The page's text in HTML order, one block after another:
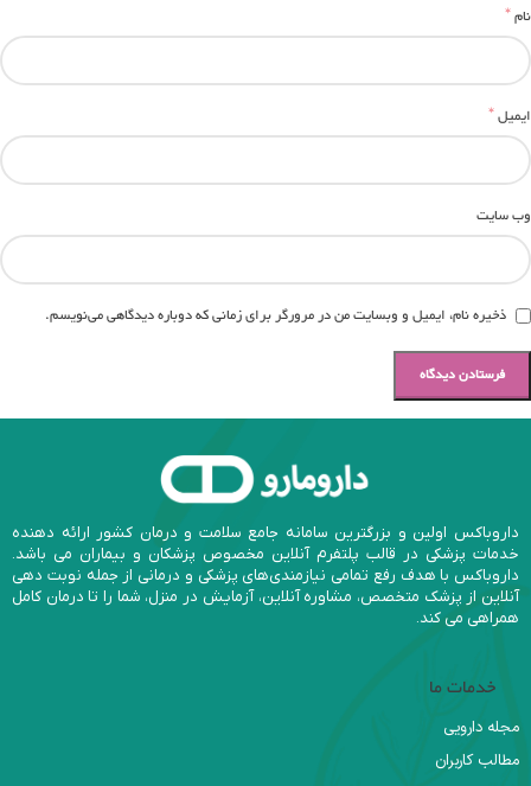
نام*
ایمیل*
وب‌ سایت
ذخیره نام، ایمیل و وبسایت من در مرورگر برای زمانی که دوباره دیدگاهی می‌نویسم.
داروباکس اولین و بزرگترین سامانه جامع سلامت و درمان کشور ارائه دهنده
خدمات پزشکی در قالب پلتفرم آنلاین مخصوص پزشکان و بیماران می باشد.
داروباکس با هدف رفع تمامی نیازمندی‌های پزشکی و درمانی از جمله نوبت دهی
آنلاین از پزشک متخصص، مشاوره آنلاین، آزمایش در منزل، شما را تا درمان کامل
همراهی می کند.
خدمات ما
مجله دارویی
مطالب کاربران